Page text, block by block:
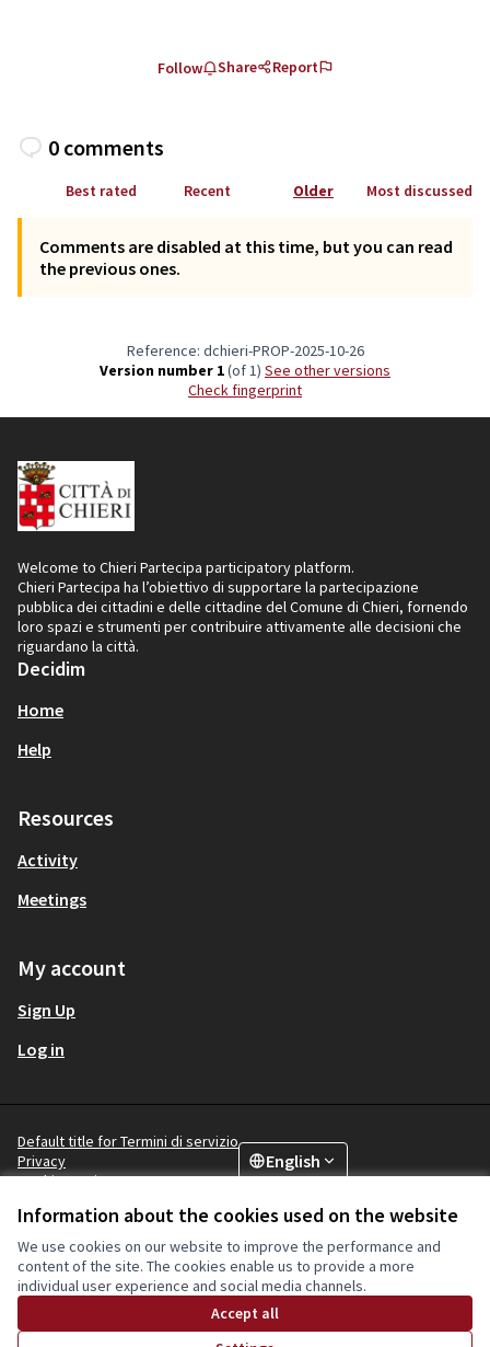
Information about the cookies used on the website
We use cookies on our website to improve the performance and
content of the site. The cookies enable us to provide a more
individual user experience and social media channels.
Accept all
Follow Share Report
0 comments
Best rated Recent Older Most discussed
Comments are disabled at this time, but you can read
the previous ones.
Reference: dchieri-PROP-2025-10-26
Version number 1(of 1)
see other versions
Check fingerprint
Welcome to Chieri Partecipa participatory platform.
Chieri Partecipa ha l’obiettivo di supportare la partecipazione
pubblica dei cittadini e delle cittadine del Comune di Chieri, fornendo
loro spazi e strumenti per contribuire attivamente alle decisioni che
riguardano la città.
Decidim
Home
Help
Resources
Activity
Meetings
My account
Sign Up
Log in
Default title for Termini di servizio
Privacy
Cookie settings
English
Choose languageScegli la
(External link)
Website made withfree software .
Creative
(External